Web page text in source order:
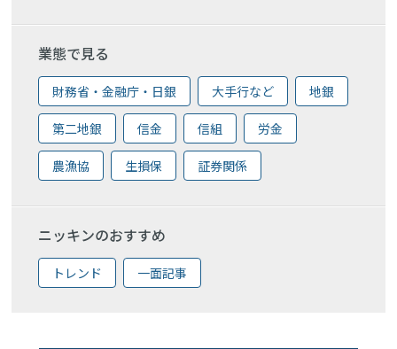
業態で見る
財務省・金融庁・日銀 大手行など 地銀
第二地銀 信金 信組 労金
農漁協 生損保 証券関係
ニッキンのおすすめ
トレンド 一面記事